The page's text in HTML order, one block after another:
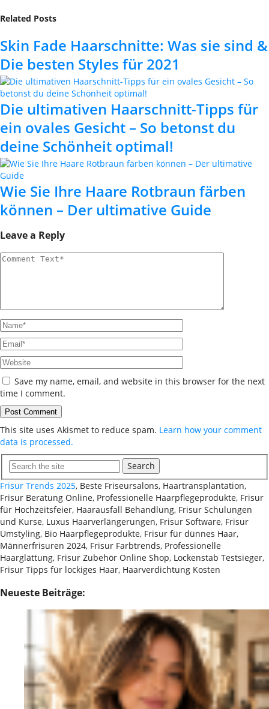
Related Posts
Skin Fade Haarschnitte: Was sie sind &
Die besten Styles für 2021
Die ultimativen Haarschnitt-Tipps für
ein ovales Gesicht – So betonst du
deine Schönheit optimal!
Wie Sie Ihre Haare Rotbraun färben
können – Der ultimative Guide
Leave a Reply
Save my name, email, and website in this browser for the next
time I comment.
This site uses Akismet to reduce spam. Learn how your comment
data is processed.
Search
Frisur Trends 2025, Beste Friseursalons, Haartransplantation,
Frisur Beratung Online, Professionelle Haarpflegeprodukte, Frisur
für Hochzeitsfeier, Haarausfall Behandlung, Frisur Schulungen
und Kurse, Luxus Haarverlängerungen, Frisur Software, Frisur
Umstyling, Bio Haarpflegeprodukte, Frisur für dünnes Haar,
Männerfrisuren 2024, Frisur Farbtrends, Professionelle
Haarglättung, Frisur Zubehör Online Shop, Lockenstab Testsieger,
Frisur Tipps für lockiges Haar, Haarverdichtung Kosten
Neueste Beiträge: